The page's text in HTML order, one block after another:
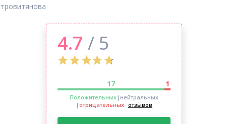
4.7 / 5
17 1
Положительных|нейтральных
| отрицательных отзывов